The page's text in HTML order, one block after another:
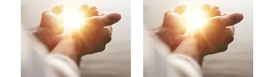
van.
változatok
termékoldalon
van.
változatok
termékoldalon